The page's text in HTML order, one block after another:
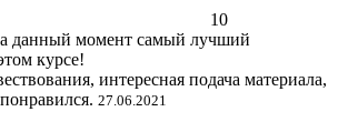
10
данный момент самый лучший
курсе!
интересная подача материала,
27.06.2021